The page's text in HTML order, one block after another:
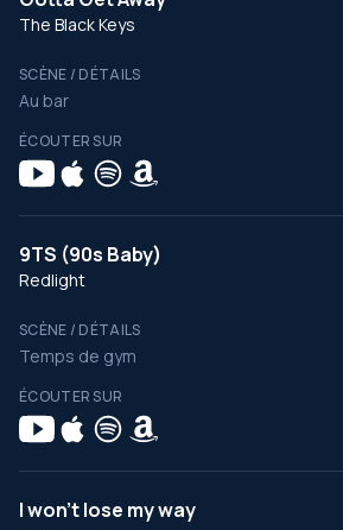
The Black Keys
SCÈNE / DÉTAILS
Au bar
ÉCOUTER SUR
9TS (90s Baby)
Redlight
SCÈNE / DÉTAILS
Temps de gym
ÉCOUTER SUR
I won’t lose my way